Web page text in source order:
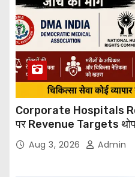
Corporate Hospitals
पर Revenue Targets
बड़ा कदम, NHRC से Suo
Aug 3, 2026 Admin